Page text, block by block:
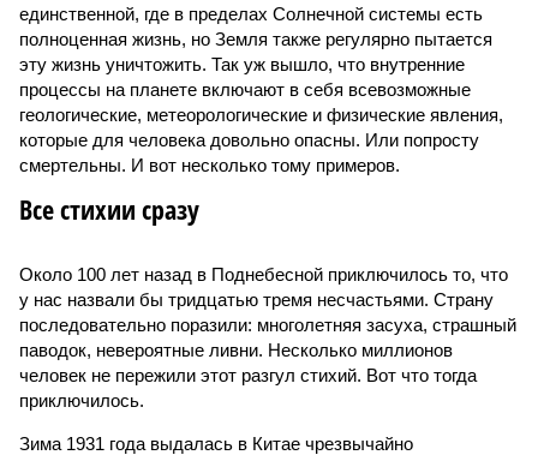
единственной, где в пределах Солнечной системы есть
полноценная жизнь, но Земля также регулярно пытается
эту жизнь уничтожить. Так уж вышло, что внутренние
процессы на планете включают в себя всевозможные
геологические, метеорологические и физические явления,
которые для человека довольно опасны. Или попросту
смертельны. И вот несколько тому примеров.
Все стихии сразу
Около 100 лет назад в Поднебесной приключилось то, что
у нас назвали бы тридцатью тремя несчастьями. Страну
последовательно поразили: многолетняя засуха, страшный
паводок, невероятные ливни. Несколько миллионов
человек не пережили этот разгул стихий. Вот что тогда
приключилось.
Зима 1931 года выдалась в Китае чрезвычайно